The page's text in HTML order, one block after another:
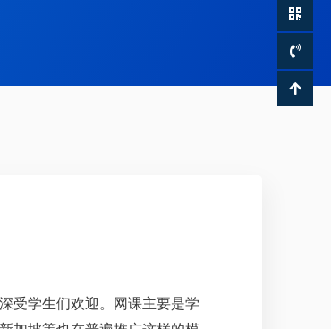
受学生们欢迎。网课主要是学